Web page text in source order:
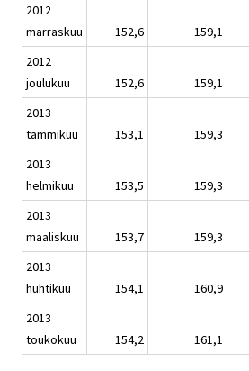
2012
marraskuu
152,6 159,1
2012
joulukuu
152,6 159,1
2013
tammikuu
153,1 159,3
2013
helmikuu
153,5 159,3
2013
maaliskuu
153,7 159,3
2013
huhtikuu
154,1 160,9
2013
toukokuu
154,2 161,1